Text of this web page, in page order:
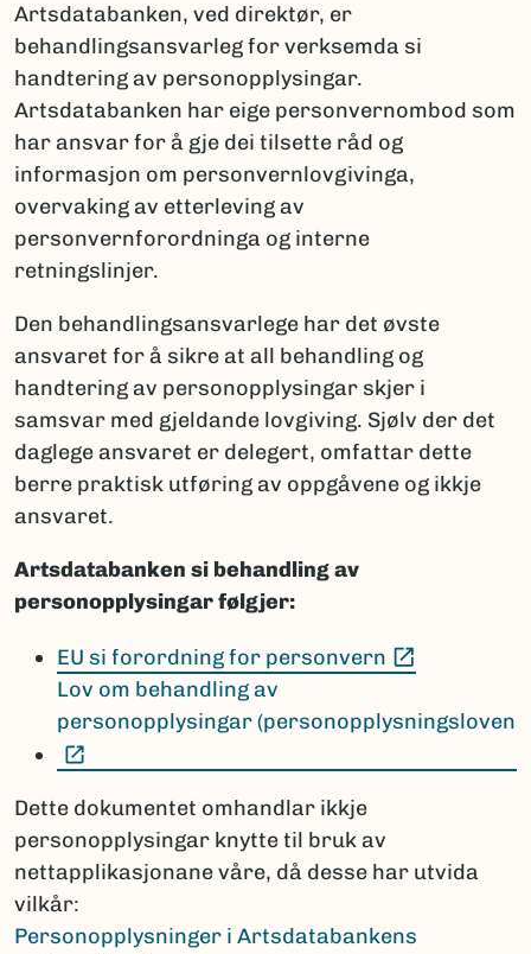
Artsdatabanken, ved direktør, er
behandlingsansvarleg for verksemda si
handtering av personopplysingar.
Artsdatabanken har eige personvernombod som
har ansvar for å gje dei tilsette råd og
informasjon om personvernlovgivinga,
overvaking av etterleving av
personvernforordninga og interne
retningslinjer.
Den behandlingsansvarlege har det øvste
ansvaret for å sikre at all behandling og
handtering av personopplysingar skjer i
samsvar med gjeldande lovgiving. Sjølv der det
daglege ansvaret er delegert, omfattar dette
berre praktisk utføring av oppgåvene og ikkje
ansvaret.
Artsdatabanken si behandling av
personopplysingar følgjer:
EU si forordning for personvern
Lov om behandling av
personopplysingar (personopplysningsloven
Dette dokumentet omhandlar ikkje
personopplysingar knytte til bruk av
nettapplikasjonane våre, då desse har utvida
vilkår:
Personopplysninger i Artsdatabankens